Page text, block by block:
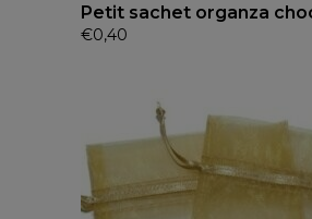
Petit sachet organza
€0,40